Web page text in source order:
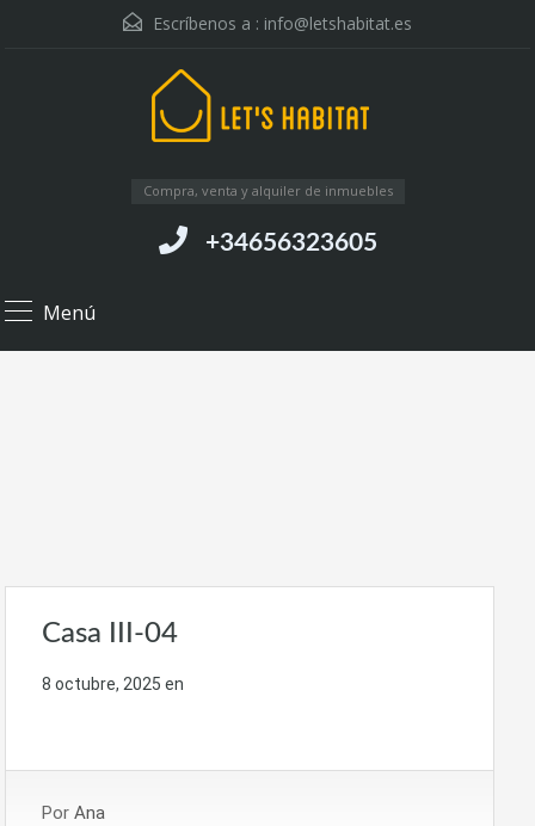
Escríbenos a : info@letshabitat.es
Compra, venta y alquiler de inmuebles
+34656323605
Menú
Casa III-04
8 octubre, 2025 en
Por Ana